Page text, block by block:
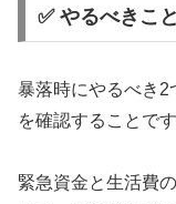
✅ やるべきこ
暴落時にやるべき2
を確認することです
緊急資金と生活費